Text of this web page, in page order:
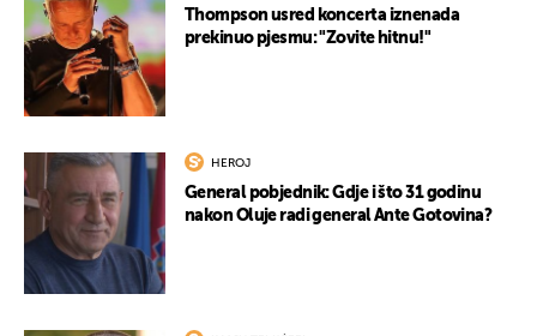
Thompson usred koncerta iznenada
prekinuo pjesmu: "Zovite hitnu!"
HEROJ
General pobjednik: Gdje i što 31 godinu
nakon Oluje radi general Ante Gotovina?
UKLJUČITE NOTIFIKACIJE